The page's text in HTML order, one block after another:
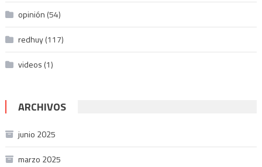
opinión (54)
redhuy(117)
videos (1)
ARCHIVOS
junio 2025
marzo 2025